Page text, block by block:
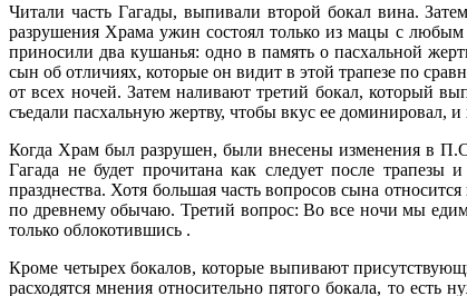
Читали часть Гагады, выпивали второй бокал вина.
разрушения Храма ужин состоял только из мацы с
приносили два кушанья: одно в память о пасхальной
сын об отличиях, которые он видит в этой трапезе по
от всех ночей. Затем наливают третий бокал, который
съедали пасхальную жертву, чтобы вкус ее доминировал,
Когда Храм был разрушен, были внесены изменения в
Гагада не будет прочитана как следует после
празднества. Хотя большая часть вопросов сына
по древнему обычаю. Третий вопрос: Во все ночи мы
только облокотившись .
Кроме четырех бокалов, которые выпивают
расходятся мнения относительно пятого бокала, то